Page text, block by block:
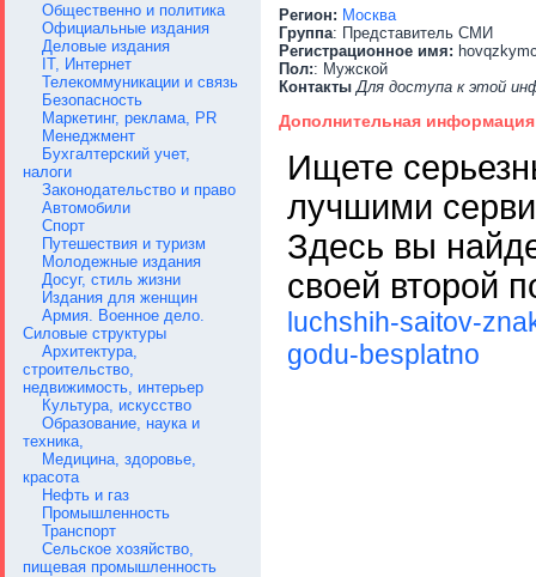
Общественно и политика
Официальные издания
Деловые издания
IT, Интернет
Телекоммуникации и связь
Безопасность
Маркетинг, реклама, PR
Менеджмент
Бухгалтерский учет,
налоги
Законодательство и право
Автомобили
Спорт
Путешествия и туризм
Молодежные издания
Досуг, стиль жизни
Издания для женщин
Армия. Военное дело.
Силовые структуры
Архитектура,
строительство,
недвижимость, интерьер
Культура, искусство
Образование, наука и
техника,
Медицина, здоровье,
красота
Нефть и газ
Промышленность
Транспорт
Сельское хозяйство,
пищевая промышленность
Регион: Москва
Группа: Представитель СМИ
Регистрационное имя:
Пол:: Мужской
Контакты Для доступа к этой
Дополнительная информация
Ищете
лучшими
Здесь вы
своей второй
luchshih-saitov-
godu-besplatno